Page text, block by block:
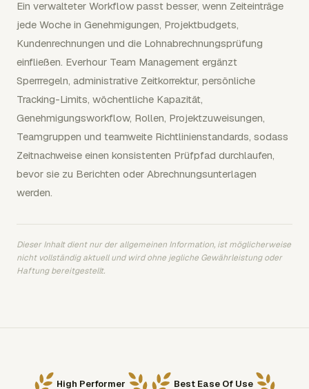
Ein verwalteter Workflow passt besser, wenn Zeiteinträge
jede Woche in Genehmigungen, Projektbudgets,
Kundenrechnungen und die Lohnabrechnungsprüfung
einfließen. Everhour Team Management ergänzt
Sperrregeln, administrative Zeitkorrektur, persönliche
Tracking-Limits, wöchentliche Kapazität,
Genehmigungsworkflow, Rollen, Projektzuweisungen,
Teamgruppen und teamweite Richtlinienstandards, sodass
Zeitnachweise einen konsistenten Prüfpfad durchlaufen,
bevor sie zu Berichten oder Abrechnungsunterlagen
werden.
Dieser Inhalt dient nur der allgemeinen Information, ist möglicherweise
nicht vollständig aktuell und wird ohne jegliche Gewährleistung oder
Haftung bereitgestellt.
High Performer Best Ease Of Use